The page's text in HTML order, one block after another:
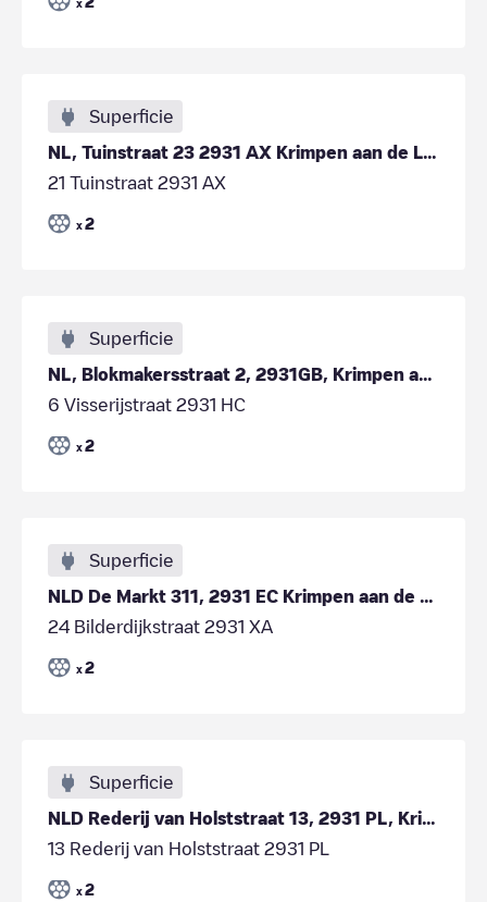
x
Superficie
NL, Tuinstraat 23 2931 AX Krimpen aan de Lek
21 Tuinstraat 2931 AX
x 2
Superficie
NL, Blokmakersstraat 2, 2931GB, Krimpen aan de Lek
6 Visserijstraat 2931 HC
x 2
Superficie
NLD De Markt 311, 2931 EC Krimpen aan de Lek
24 Bilderdijkstraat 2931 XA
x 2
Superficie
NLD Rederij van Holststraat 13, 2931 PL, Krimpen aan de Lek
13 Rederij van Holststraat 2931 PL
x 2